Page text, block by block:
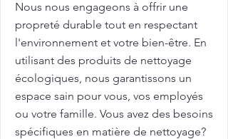
Nous nous engageons à offrir une
propreté durable tout en respectant
l'environnement et votre bien-être. En
utilisant des produits de nettoyage
écologiques, nous garantissons un
espace sain pour vous, vos employés
ou votre famille. Vous avez des besoins
spécifiques en matière de nettoyage?